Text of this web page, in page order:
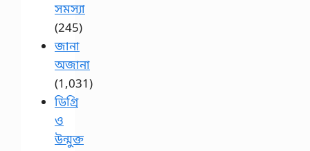
সমস্যা
(245)
জানা
অজানা
(1,031)
ডিগ্রি
ও
উন্মুক্ত